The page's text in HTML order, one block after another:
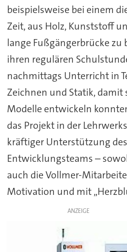
beispielsweise bei einem
Zeit, aus Holz, Kunststoff
lange Fußgängerbrücke zu
ihren regulären
nachmittags Unterricht in
Zeichnen und Statik, damit
Modelle entwickeln
das Projekt in der
kräftiger Unterstützung
Entwicklungsteams –
auch die Vollmer-
Motivation und mit
ANZEIGE